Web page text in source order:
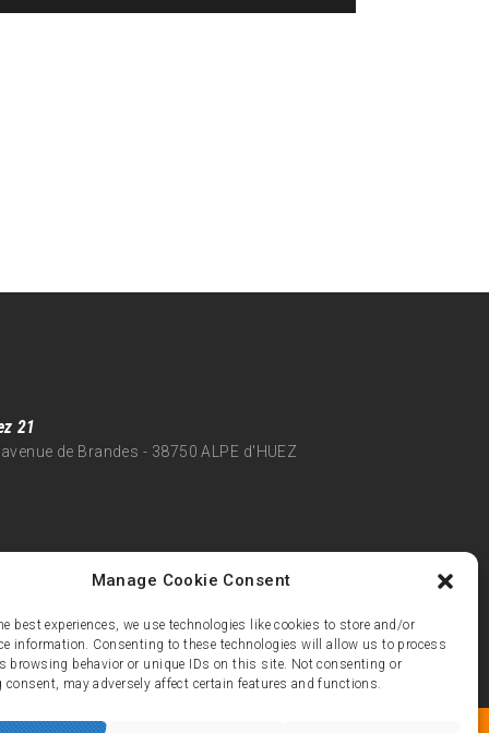
Manage Cookie Consent
best experiences, we use technologies like cookies to store and/or
information. Consenting to these technologies will allow us to process
browsing behavior or unique IDs on this site. Not consenting or
may adversely affect certain features and functions.
21
de Brandes - 38750 ALPE d'HUEZ